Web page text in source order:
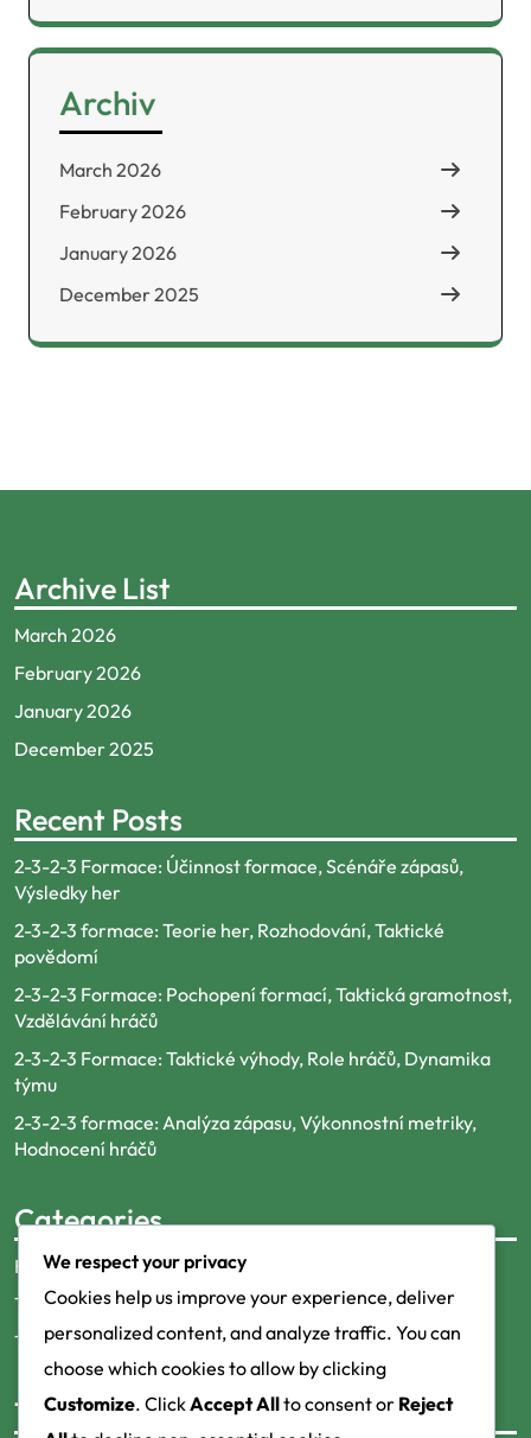
Archiv
March 2026
February 2026
January 2026
December 2025
Archive List
March 2026
February 2026
January 2026
December 2025
Recent Posts
2-3-2-3 Formace: Účinnost formace, Scénáře zápasů,
Výsledky her
2-3-2-3 formace: Teorie her, Rozhodování, Taktické
povědomí
2-3-2-3 Formace: Pochopení formací, Taktická gramotnost,
Vzdělávání hráčů
2-3-2-3 Formace: Taktické výhody, Role hráčů, Dynamika
týmu
2-3-2-3 formace: Analýza zápasu, Výkonnostní metriky,
Hodnocení hráčů
Categories
Hráčské role v fotbalové formaci 2-3-2-3
Taktická analýza fotbalové formace 2-3-2-3
Taktiky formace pro fotbal 2-3-2-3
Tags
We respect your privacy
Cookies help us improve your experience, deliver
personalized content, and analyze traffic. You can
choose which cookies to allow by clicking
Customize. ClickAccept Allto consent or Reject